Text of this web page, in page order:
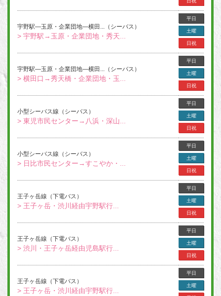
宇野駅―玉原・企業団地―横田...（シーバス）
> 宇野駅→玉原・企業団地・秀天...
平日
土曜
日祝
宇野駅―玉原・企業団地―横田...（シーバス）
> 横田口→秀天橋・企業団地・玉...
平日
土曜
日祝
小型シーバス線（シーバス）
> 東児市民センター→八浜・深山...
平日
土曜
日祝
小型シーバス線（シーバス）
> 日比市民センター→すこやか・...
平日
土曜
日祝
王子ヶ岳線（下電バス）
> 王子ヶ岳・渋川経由宇野駅行...
平日
土曜
日祝
王子ヶ岳線（下電バス）
> 渋川・王子ヶ岳経由児島駅行...
平日
土曜
日祝
王子ヶ岳線（下電バス）
> 王子ヶ岳・渋川経由宇野駅行...
平日
土曜